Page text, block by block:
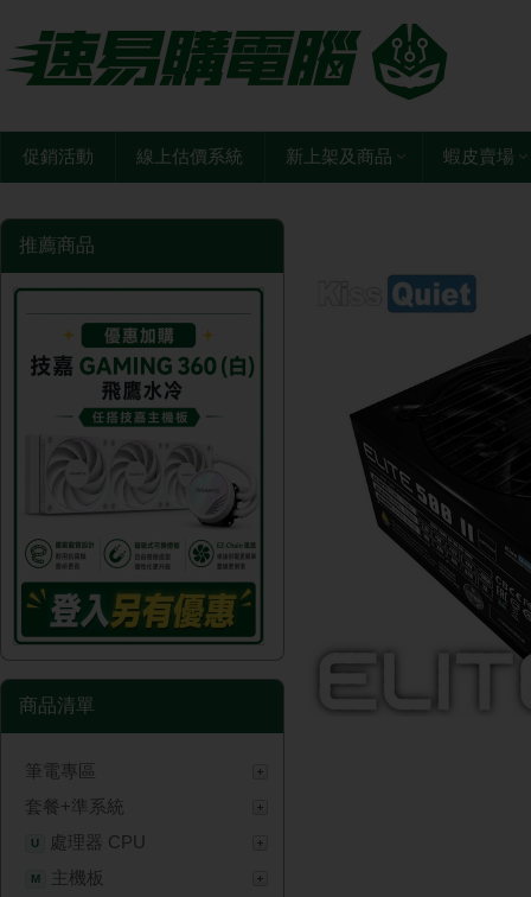
促銷活動 線上估價系統 新上架及商品 蝦皮賣場
推薦商品
商品清單
筆電專區
套餐+準系統
U 處理器 CPU
M 主機板